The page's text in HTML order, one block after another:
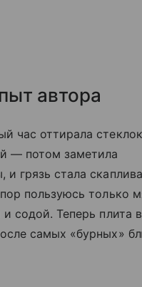
автора
час оттирала
— потом заметила
грязь стала
пользуюсь только
содой. Теперь плита
самых «бурных»